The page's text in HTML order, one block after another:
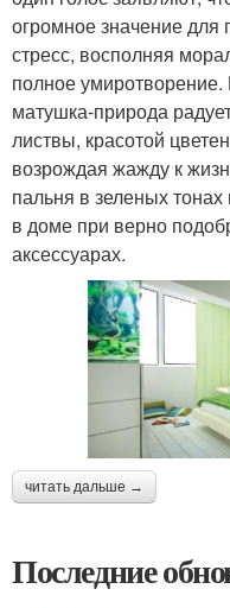
огромное значение для
стресс, восполняя
полное
матушка-природа
листвы, красотой
возрождая жажду к
пальня в зеленых
в доме при верно
аксессуарах.
читать дальше →
Последние